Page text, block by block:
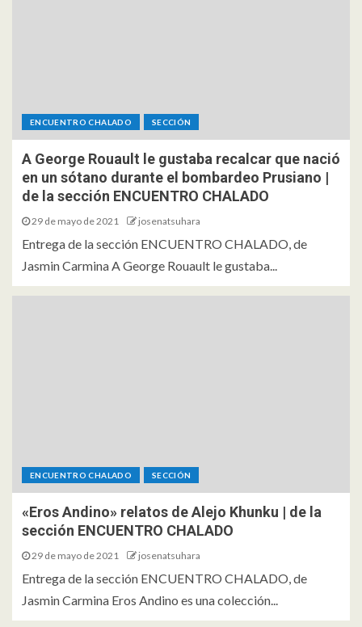
ENCUENTRO CHALADO SECCIÓN
A George Rouault le gustaba recalcar que nació
en un sótano durante el bombardeo Prusiano |
de la sección ENCUENTRO CHALADO
29 de mayo de 2021 josenatsuhara
Entrega de la sección ENCUENTRO CHALADO, de
Jasmin Carmina A George Rouault le gustaba...
ENCUENTRO CHALADO SECCIÓN
«Eros Andino» relatos de Alejo Khunku | de la
sección ENCUENTRO CHALADO
29 de mayo de 2021 josenatsuhara
Entrega de la sección ENCUENTRO CHALADO, de
Jasmin Carmina Eros Andino es una colección...